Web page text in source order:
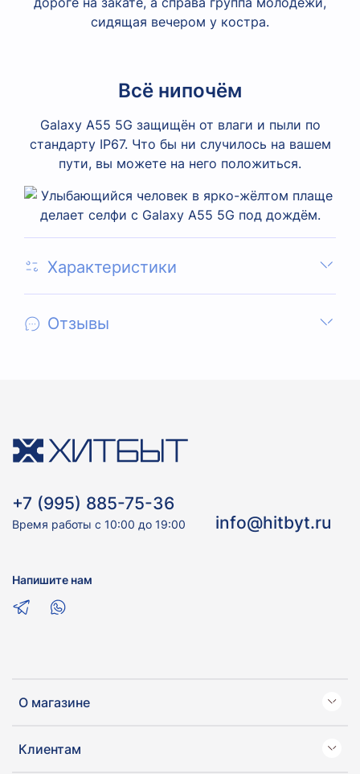
Всё нипочём
Galaxy A55 5G защищён от влаги и пыли по
стандарту IP67. Что бы ни случилось на вашем
пути, вы можете на него положиться.
Характеристики
Отзывы
О магазине
Клиентам
+7 (995) 885-75-36
Время работы с 10:00 до 19:00 info@hitbyt.ru
Напишите нам